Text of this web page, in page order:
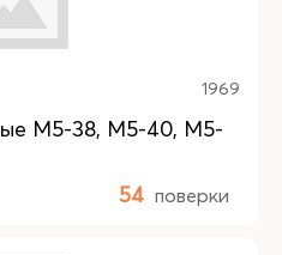
1969
М5-38, М5-40, М5-
54 поверки